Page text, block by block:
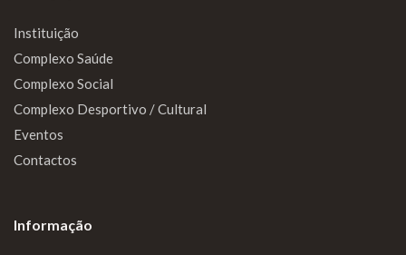
Instituição
Complexo Saúde
Complexo Social
Complexo Desportivo / Cultural
Eventos
Contactos
Informação